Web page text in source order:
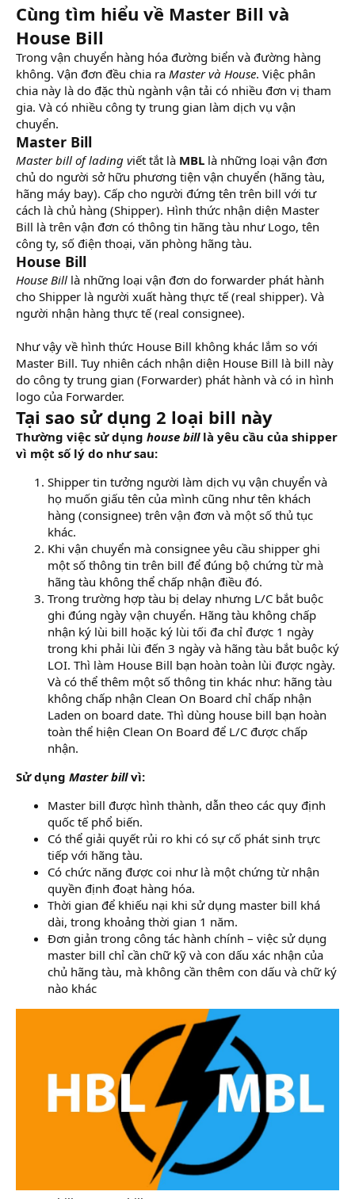
Cùng tìm hiểu về Master Bill và
House Bill
Trong vận chuyển hàng hóa đường biển và đường hàng
không. Vận đơn đều chia ra Master và House. Việc phân
chia này là do đặc thù ngành vận tải có nhiều đơn vị tham
gia. Và có nhiều công ty trung gian làm dịch vụ vận
chuyển.
Master Bill
Master bill of lading viết tắt là MBL là những loại vận đơn
chủ do người sở hữu phương tiện vận chuyển (hãng tàu,
hãng máy bay). Cấp cho người đứng tên trên bill với tư
cách là chủ hàng (Shipper). Hình thức nhận diện Master
Bill là trên vận đơn có thông tin hãng tàu như Logo, tên
công ty, số điện thoại, văn phòng hãng tàu.
House Bill
House Bill là những loại vận đơn do forwarder phát hành
cho Shipper là người xuất hàng thực tế (real shipper). Và
người nhận hàng thực tế (real consignee).
Như vậy về hình thức House Bill không khác lắm so với
Master Bill. Tuy nhiên cách nhận diện House Bill là bill này
do công ty trung gian (Forwarder) phát hành và có in hình
logo của Forwarder.
Tại sao sử dụng 2 loại bill này
Thường việc sử dụng house billlà yêu cầu của shipper
vì một số lý do như sau:
Shipper tin tưởng người làm dịch vụ vận chuyển và
họ muốn giấu tên của mình cũng như tên khách
hàng (consignee) trên vận đơn và một số thủ tục
khác.
Khi vận chuyển mà consignee yêu cầu shipper ghi
một số thông tin trên bill để đúng bộ chứng từ mà
hãng tàu không thể chấp nhận điều đó.
Trong trường hợp tàu bị delay nhưng L/C bắt buộc
ghi đúng ngày vận chuyển. Hãng tàu không chấp
nhận ký lùi bill hoặc ký lùi tối đa chỉ được 1 ngày
trong khi phải lùi đến 3 ngày và hãng tàu bắt buộc ký
LOI. Thì làm House Bill bạn hoàn toàn lùi được ngày.
Và có thể thêm một số thông tin khác như: hãng tàu
không chấp nhận Clean On Board chỉ chấp nhận
Laden on board date. Thì dùng house bill bạn hoàn
toàn thể hiện Clean On Board để L/C được chấp
nhận.
Sử dụng Master billvì:
Master bill được hình thành, dẫn theo các quy định
quốc tế phổ biến.
Có thể giải quyết rủi ro khi có sự cố phát sinh trực
tiếp với hãng tàu.
Có chức năng được coi như là một chứng từ nhận
quyền định đoạt hàng hóa.
Thời gian để khiếu nại khi sử dụng master bill khá
dài, trong khoảng thời gian 1 năm.
Đơn giản trong công tác hành chính – việc sử dụng
master bill chỉ cần chữ kỹ và con dấu xác nhận của
chủ hãng tàu, mà không cần thêm con dấu và chữ ký
nào khác